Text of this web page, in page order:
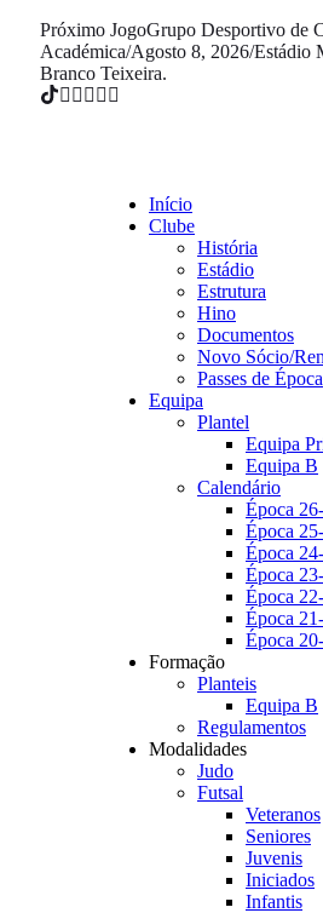
Próximo JogoGrupo Desportivo de
Académica/Agosto 8, 2026/Estádio
Branco Teixeira.
Início
Clube
História
Estádio
Estrutura
Hino
Documentos
Novo Sócio/
Passes de Época
Equipa
Plantel
Equipa
Equipa B
Calendário
Época
Época
Época
Época
Época
Época
Época
Formação
Planteis
Equipa B
Regulamentos
Modalidades
Judo
Futsal
Veteranos
Seniores
Juvenis
Iniciados
Infantis